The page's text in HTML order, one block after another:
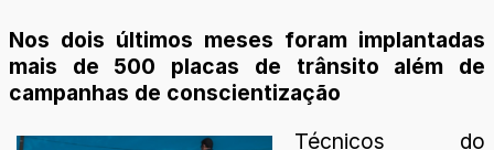
Nos dois últimos meses foram implantadas
mais de 500 placas de trânsito além de
campanhas de conscientização
Técnicos do